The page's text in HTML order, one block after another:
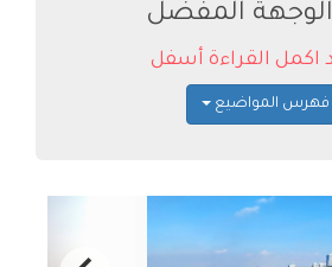
المفضل
اكمل القراءة أسفل
فهرس المواضيع